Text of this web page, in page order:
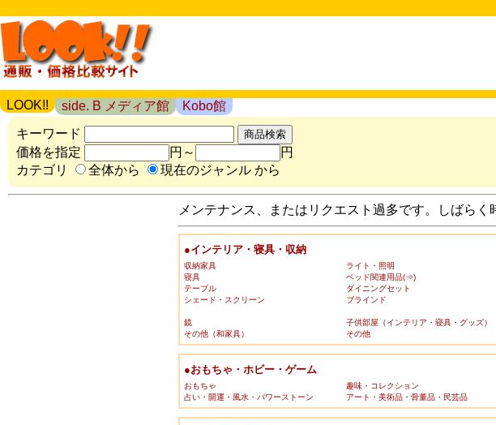
LOOK!! side. B メディア館
Kobo館
キーワード
価格を指定
円～
円
カテゴリ
全体から 現在のジャンル から
メンテナンス、またはリクエスト過多です。しばら
●インテリア・寝具・収納
収納家具 ライト・照明
寝具
ベッド関連用品(⇒)
テーブル
ダイニングセット
シェード・スクリーン
ブラインド
鏡
子供部屋（インテリア・寝具・グッズ）
その他（和家具）
その他
●おもちゃ・ホビー・ゲーム
おもちゃ 趣味・コレクション
占い・開運・風水・パワーストーン
アート・美術品・骨董品・民芸品